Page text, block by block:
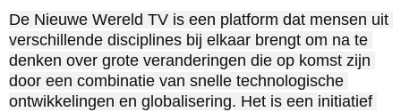
De Nieuwe Wereld TV is een platform dat mensen uit
verschillende disciplines bij elkaar brengt om na te
denken over grote veranderingen die op komst zijn
door een combinatie van snelle technologische
ontwikkelingen en globalisering. Het is een initiatief